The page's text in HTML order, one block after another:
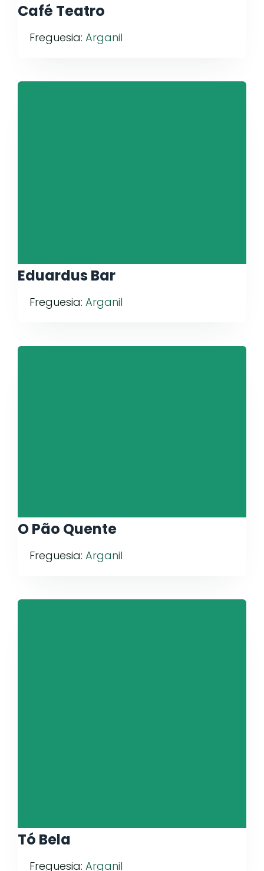
Café Teatro
Freguesia: Arganil
Eduardus Bar
Freguesia: Arganil
O Pão Quente
Freguesia: Arganil
Tó Bela
Freguesia: Arganil